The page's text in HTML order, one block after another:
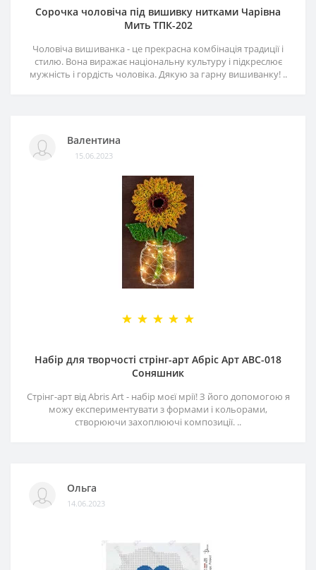
Сорочка чоловіча під вишивку нитками Чарівна
Мить ТПК-202
Чоловіча вишиванка - це прекрасна комбінація традиції і
стилю. Вона виражає національну культуру і підкреслює
мужність і гордість чоловіка. Дякую за гарну вишиванку! ..
Валентина
15.06.2023
Набір для творчості стрінг-арт Абріс Арт АВС-018
Соняшник
Стрінг-арт від Abris Art - набір моєї мрії! З його допомогою я
можу експериментувати з формами і кольорами,
створюючи захоплюючі композиції. ..
Ольга
14.06.2023